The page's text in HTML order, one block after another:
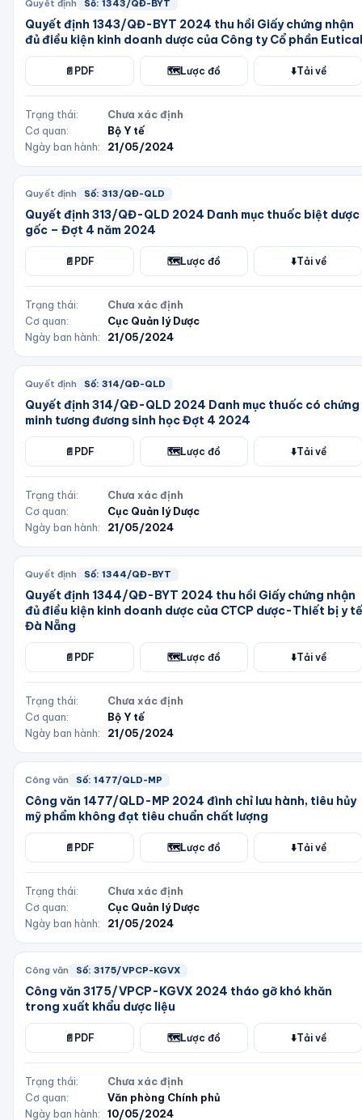
Quyết định Số: 1343/QĐ-BYT
Quyết định 1343/QĐ-BYT 2024 thu hồi Giấy chứng nhận
đủ điều kiện kinh doanh dược của Công ty Cổ phần Eutical
📄 PDF 🗺️Lược đồ ⬇️Tải về
Trạng thái:
Chưa xác định
Cơ quan:
Bộ Y tế
Ngày ban hành:
21/05/2024
Quyết định Số: 313/QĐ-QLD
Quyết định 313/QĐ-QLD 2024 Danh mục thuốc biệt dược
gốc – Đợt 4 năm 2024
📄 PDF 🗺️Lược đồ ⬇️Tải về
Trạng thái:
Chưa xác định
Cơ quan:
Cục Quản lý Dược
Ngày ban hành:
21/05/2024
Quyết định Số: 314/QĐ-QLD
Quyết định 314/QĐ-QLD 2024 Danh mục thuốc có chứng
minh tương đương sinh học Đợt 4 2024
📄 PDF 🗺️Lược đồ ⬇️Tải về
Trạng thái:
Chưa xác định
Cơ quan:
Cục Quản lý Dược
Ngày ban hành:
21/05/2024
Quyết định Số: 1344/QĐ-BYT
Quyết định 1344/QĐ-BYT 2024 thu hồi Giấy chứng nhận
đủ điều kiện kinh doanh dược của CTCP dược-Thiết bị y tế
Đà Nẵng
📄 PDF 🗺️Lược đồ ⬇️Tải về
Trạng thái:
Chưa xác định
Cơ quan:
Bộ Y tế
Ngày ban hành:
21/05/2024
Công văn Số: 1477/QLD-MP
Công văn 1477/QLD-MP 2024 đình chỉ lưu hành, tiêu hủy
mỹ phẩm không đạt tiêu chuẩn chất lượng
📄 PDF 🗺️Lược đồ ⬇️Tải về
Trạng thái:
Chưa xác định
Cơ quan:
Cục Quản lý Dược
Ngày ban hành:
21/05/2024
Công văn Số: 3175/VPCP-KGVX
Công văn 3175/VPCP-KGVX 2024 tháo gỡ khó khăn
trong xuất khẩu dược liệu
📄 PDF 🗺️Lược đồ ⬇️Tải về
Trạng thái:
Chưa xác định
Cơ quan:
Văn phòng Chính phủ
Ngày ban hành:
10/05/2024